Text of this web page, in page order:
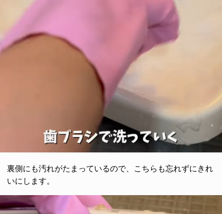
裏側にも汚れがたまっているので、こちらも忘れずにきれ
いにします。